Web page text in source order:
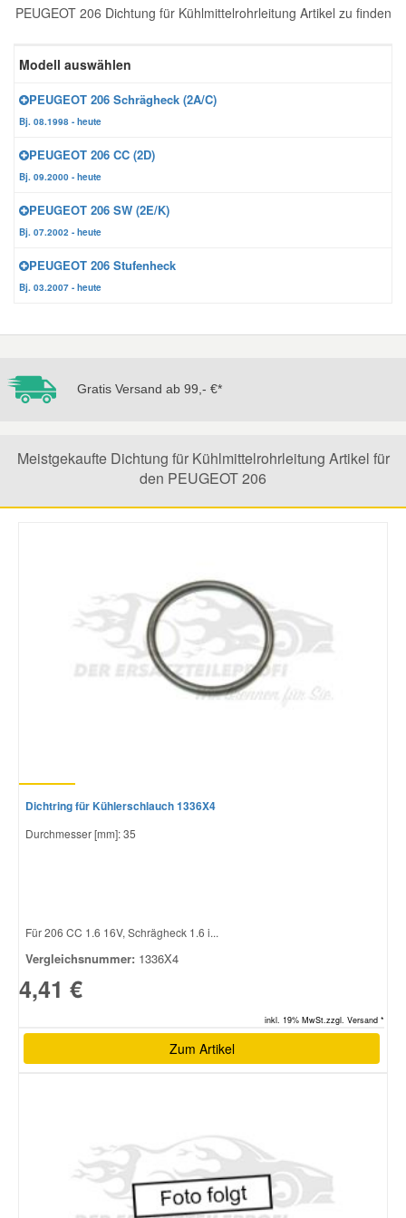
PEUGEOT 206 Dichtung für Kühlmittelrohrleitung Artikel zu finden
Modell auswählen
PEUGEOT 206 Schrägheck (2A/C)
Bj. 08.1998 - heute
PEUGEOT 206 CC (2D)
Bj. 09.2000 - heute
PEUGEOT 206 SW (2E/K)
Bj. 07.2002 - heute
PEUGEOT 206 Stufenheck
Bj. 03.2007 - heute
Gratis Versand ab 99,- €*
Meistgekaufte Dichtung für Kühlmittelrohrleitung Artikel für
den PEUGEOT 206
Dichtring für Kühlerschlauch 1336X4
Durchmesser [mm]: 35
Für 206 CC 1.6 16V, Schrägheck 1.6 i...
Vergleichsnummer: 1336X4
4,41 €
inkl. 19% MwSt.zzgl. Versand *
Zum Artikel
Reparatur-Zubehör
Schlüsselgehäuse
Winter-Autozubehör
Hyundai Ersatzteile
Jeep Ersatzteile
Lancia Ersatzteile
Mitsubishi Ersatzteile
Nissan Ersatzteile
Skoda Ersatzteile
Toyota Ersatzteile
Volvo Ersatzteile